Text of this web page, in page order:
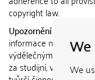
We
We
copyright law.
Upozornění / Notice:
informace nemohou
výdělečným účelům
za studijní, vědeckou